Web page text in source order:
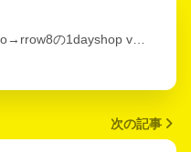
の1dayshop v…
次の記事